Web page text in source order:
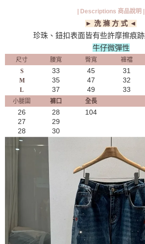
| Descriptions 商品說明 |
► 洗 滌 方 式 ◄
珍珠、鈕扣表面皆有些許摩擦痕
牛仔微彈性
尺寸 腰寬 臀寬 褲襠
S
M
L
33
35
37
45
47
49
31
32
33
小腿圍 褲口 全長
26
27
28
28
29
30
104